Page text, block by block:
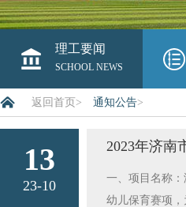
理工要闻
SCHOOL NEWS
返回首页 > 通知公告>
13
23-10
2023年济南
一、项目名称
幼儿保育赛项